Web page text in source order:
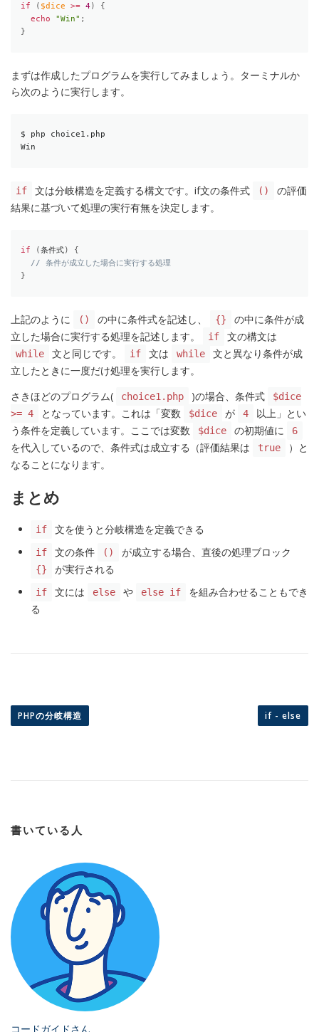
if ( $dice >= 4)
{
echo
"Win" ;
}
まずは作成したプログラムを実行してみましょう。ターミナルか
ら次のように実行します。
$ php choice1.php
Win
if 文は分岐構造を定義する構文です。if文の条件式 ()
の評価
結果に基づいて処理の実行有無を決定します。
if ( 条件式)
{
// 条件が成立した場合に実行する処理
}
上記のように () の中に条件式を記述し、 {}
の中に条件が成
立した場合に実行する処理を記述します。
if 文の構文は
while 文と同じです。 if 文は while
文と異なり条件が成
立したときに一度だけ処理を実行します。
さきほどのプログラム(
choice1.php )の場合、条件式
$dice
>= 4
となっています。これは「変数 $dice が 4
以上」とい
う条件を定義しています。ここでは変数
$dice の初期値に 6
を代入しているので、条件式は成立する（評価結果は true
）と
なることになります。
まとめ
if 文を使うと分岐構造を定義できる
if 文の条件 () が成立する場合、直後の処理ブロック
{} が実行される
if 文には else や else if
を組み合わせることもでき
る
PHPの分岐構造 if - else
書いている人
コードガイドさん